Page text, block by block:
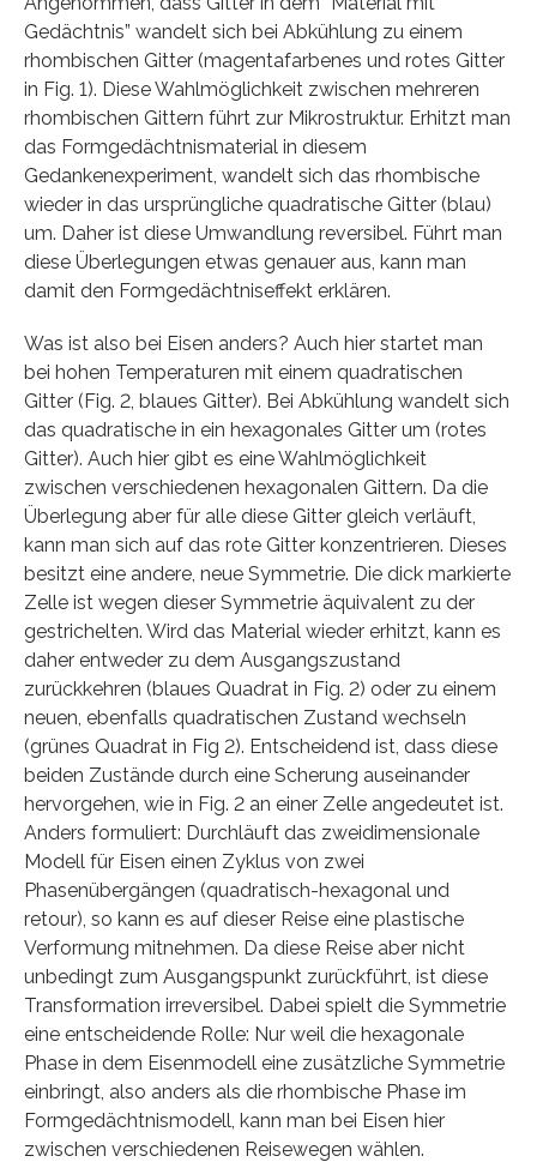
Gedächtnis” wandelt sich bei Abkühlung zu einem
rhombischen Gitter (magentafarbenes und rotes Gitter
in Fig. 1). Diese Wahlmöglichkeit zwischen mehreren
rhombischen Gittern führt zur Mikrostruktur. Erhitzt man
das Formgedächtnismaterial in diesem
Gedankenexperiment, wandelt sich das rhombische
wieder in das ursprüngliche quadratische Gitter (blau)
um. Daher ist diese Umwandlung reversibel. Führt man
diese Überlegungen etwas genauer aus, kann man
damit den Formgedächtniseffekt erklären.
Was ist also bei Eisen anders? Auch hier startet man
bei hohen Temperaturen mit einem quadratischen
Gitter (Fig. 2, blaues Gitter). Bei Abkühlung wandelt sich
das quadratische in ein hexagonales Gitter um (rotes
Gitter). Auch hier gibt es eine Wahlmöglichkeit
zwischen verschiedenen hexagonalen Gittern. Da die
Überlegung aber für alle diese Gitter gleich verläuft,
kann man sich auf das rote Gitter konzentrieren. Dieses
besitzt eine andere, neue Symmetrie. Die dick markierte
Zelle ist wegen dieser Symmetrie äquivalent zu der
gestrichelten. Wird das Material wieder erhitzt, kann es
daher entweder zu dem Ausgangszustand
zurückkehren (blaues Quadrat in Fig. 2) oder zu einem
neuen, ebenfalls quadratischen Zustand wechseln
(grünes Quadrat in Fig 2). Entscheidend ist, dass diese
beiden Zustände durch eine Scherung auseinander
hervorgehen, wie in Fig. 2 an einer Zelle angedeutet ist.
Anders formuliert: Durchläuft das zweidimensionale
Modell für Eisen einen Zyklus von zwei
Phasenübergängen (quadratisch-hexagonal und
retour), so kann es auf dieser Reise eine plastische
Verformung mitnehmen. Da diese Reise aber nicht
unbedingt zum Ausgangspunkt zurückführt, ist diese
Transformation irreversibel. Dabei spielt die Symmetrie
eine entscheidende Rolle: Nur weil die hexagonale
Phase in dem Eisenmodell eine zusätzliche Symmetrie
einbringt, also anders als die rhombische Phase im
Formgedächtnismodell, kann man bei Eisen hier
zwischen verschiedenen Reisewegen wählen.